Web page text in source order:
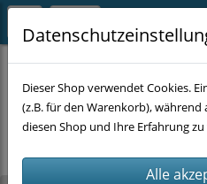
Es wurden leider keine
Dieser Shop verwendet Cookies.
(z.B. für den Warenkorb),
diesen Shop und Ihre Erfahrung